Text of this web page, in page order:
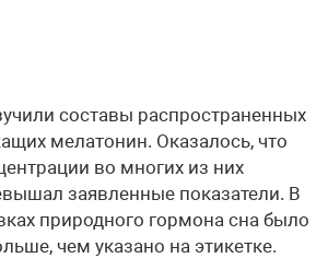
составы распространенных
мелатонин. Оказалось, что
во многих из них
заявленные показатели. В
природного гормона сна было
чем указано на этикетке.